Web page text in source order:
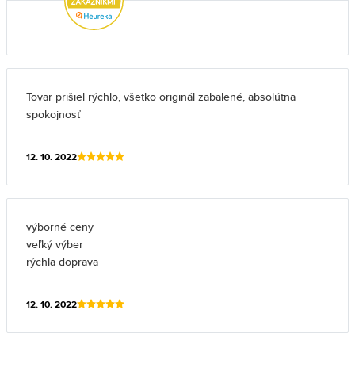
Tovar prišiel rýchlo, všetko originál zabalené, absolútna
spokojnosť
12. 10. 2022
výborné ceny
veľký výber
rýchla doprava
12. 10. 2022